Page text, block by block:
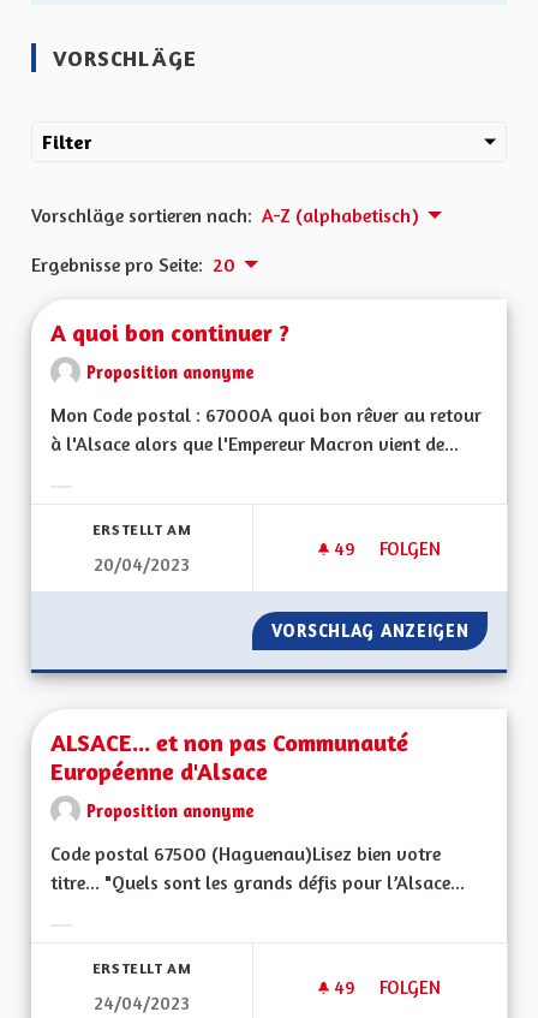
VORSCHLÄGE
Filter
Vorschläge sortieren nach: A-Z (alphabetisch)
Ergebnisse pro Seite: 20
A quoi bon continuer ?
Proposition anonyme
Mon Code postal : 67000A quoi bon rêver au retour
à l'Alsace alors que l'Empereur Macron vient de...
ERSTELLT AM
20/04/2023
49 49 FOLLOWER
FOLGEN
A QUOI BON
VORSCHLAG ANZEIGEN A
ALSACE... et non pas Communauté
Européenne d'Alsace
Proposition anonyme
Code postal 67500 (Haguenau)Lisez bien votre
titre... "Quels sont les grands défis pour l’Alsace...
ERSTELLT AM
24/04/2023
49 49 FOLLOWER
FOLGEN
ALSACE... ET NON